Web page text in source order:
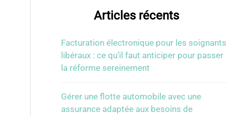
Articles récents
Facturation électronique pour les soignants
libéraux : ce qu’il faut anticiper pour passer
la réforme sereinement
Gérer une flotte automobile avec une
assurance adaptée aux besoins de